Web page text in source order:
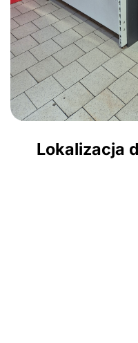
Lokalizacja